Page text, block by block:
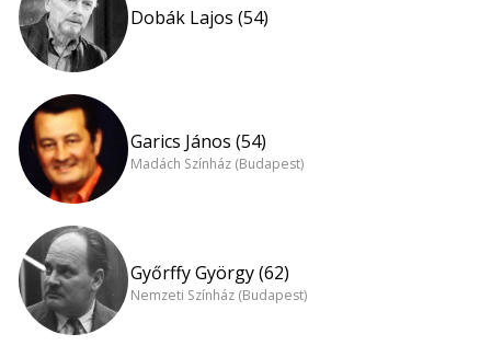
Dobák Lajos (54)
Garics János (54)
Madách Színház (Budapest)
Győrffy György (62)
Nemzeti Színház (Budapest)